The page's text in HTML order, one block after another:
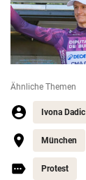
Ähnliche Themen
Ivona Dadic
München
Protest